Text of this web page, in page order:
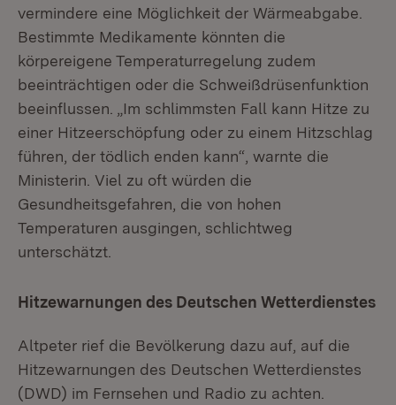
vermindere eine Möglichkeit der Wärmeabgabe.
Bestimmte Medikamente könnten die
körpereigene Temperaturregelung zudem
beeinträchtigen oder die Schweißdrüsenfunktion
beeinflussen. „Im schlimmsten Fall kann Hitze zu
einer Hitzeerschöpfung oder zu einem Hitzschlag
führen, der tödlich enden kann“, warnte die
Ministerin. Viel zu oft würden die
Gesundheitsgefahren, die von hohen
Temperaturen ausgingen, schlichtweg
unterschätzt.
Hitzewarnungen des Deutschen Wetterdienstes
Altpeter rief die Bevölkerung dazu auf, auf die
Hitzewarnungen des Deutschen Wetterdienstes
(DWD) im Fernsehen und Radio zu achten.